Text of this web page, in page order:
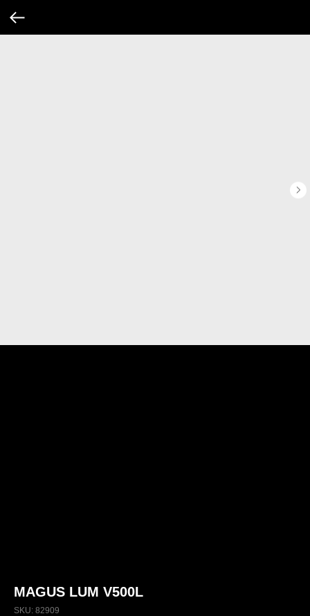
MAGUS LUM V500L
SKU: 82909